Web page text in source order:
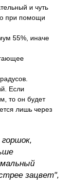
и чуть
при помощи
55%, иначе
Если
то он будет
лишь через
зацвет",